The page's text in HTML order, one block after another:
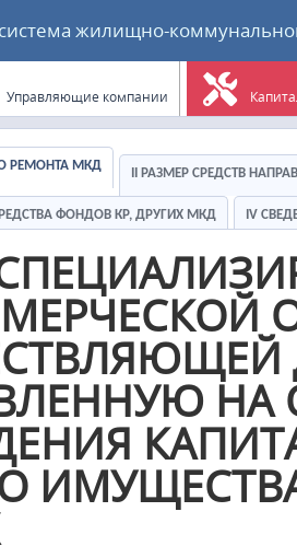
жилищно-
Управляющие компании
РЕМОНТА МКД
II РАЗМЕР СРЕДСТВ
ФОНДОВ КР, ДРУГИХ МКД IV
НА